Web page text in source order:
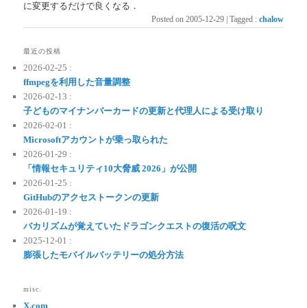
に変更するだけで良くなる．
Posted on 2005-12-29 Tagged : chalow
最近の投稿
2026-02-25 :
ffmpegを利用した音量調整
2026-02-13 :
子どものマイナンバーカードの更新と代理人による受け取り
2026-02-01 :
Microsoftアカウントが乗っ取られた
2026-01-29 :
「情報セキュリティ10大脅威 2026」が公開
2026-01-25 :
GitHubのアクセストークンの更新
2026-01-19 :
バカリズムが覚えていたドラゴンクエストの復活の呪文
2025-12-01 :
膨張したモバイルバッテリーの処分方法
misc.
X.com